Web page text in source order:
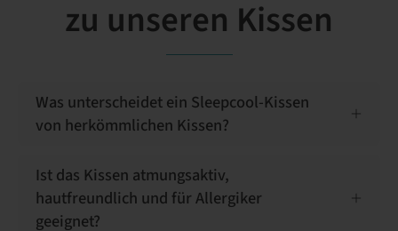
zu unseren Kissen
Was unterscheidet ein Sleepcool-Kissen
von herkömmlichen Kissen?
Ist das Kissen atmungsaktiv,
hautfreundlich und für Allergiker
geeignet?